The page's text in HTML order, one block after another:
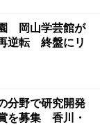
岡山学芸館が
逆転 終盤にリ
分野で研究開発
を募集 香川・